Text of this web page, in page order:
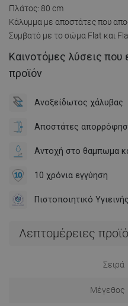
Πλάτος: 80 cm
Κάλυμμα με αποστάτες που
Συμβατό με το σώμα Flat και
Καινοτόμες λύσεις
προϊόν
Ανοξείδωτος χάλυβας
Αποστάτες
Αντοχή στο θαμπωμα
10 χρόνια εγγύηση
Πιστοποιητικό
Λεπτομέρειες
Σειρά
Μέγεθος